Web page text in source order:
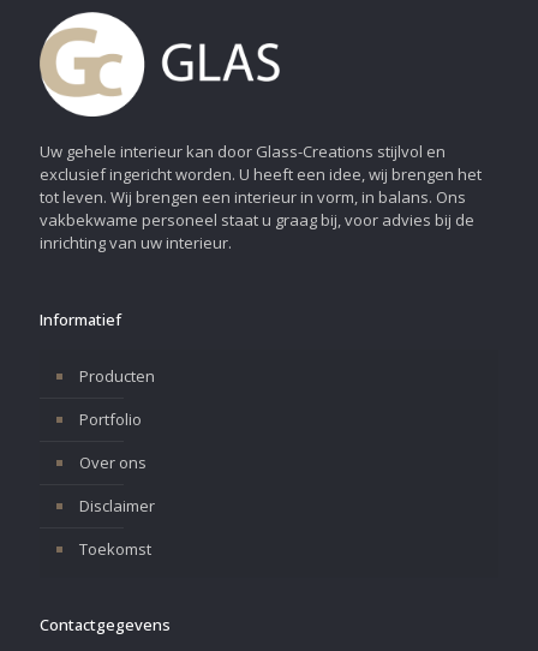
Uw gehele interieur kan door Glass-Creations stijlvol en
exclusief ingericht worden. U heeft een idee, wij brengen het
tot leven. Wij brengen een interieur in vorm, in balans. Ons
vakbekwame personeel staat u graag bij, voor advies bij de
inrichting van uw interieur.
Informatief
Producten
Portfolio
Over ons
Disclaimer
Toekomst
Contactgegevens